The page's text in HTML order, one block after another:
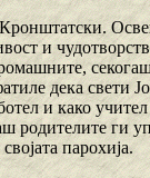
и
дека свети
и како
родителите ги
парохија.